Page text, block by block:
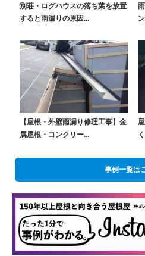
別荘・ログハウスの落ち葉を放置
すると雨漏りの原因...
【屋根・外壁雨漏り修理工事】金
属屋根・コンクリー...
事例一覧は